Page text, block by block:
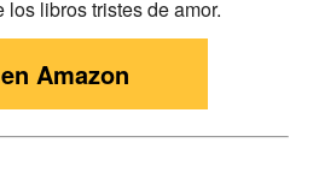
libros tristes de amor.
Amazon